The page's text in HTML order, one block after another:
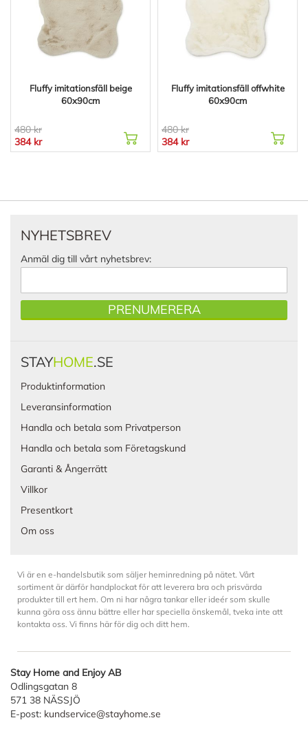
Fluffy imitationsfäll beige
60x90cm
480 kr
384 kr
Fluffy imitationsfäll offwhite
60x90cm
480 kr
384 kr
NYHETSBREV
Anmäl dig till vårt nyhetsbrev:
PRENUMERERA
STAYHOME.SE
Produktinformation
Leveransinformation
Handla och betala som Privatperson
Handla och betala som Företagskund
Garanti & Ångerrätt
Villkor
Presentkort
Om oss
Vi är en e-handelsbutik som säljer heminredning på nätet. Vårt
sortiment är därför handplockat för att leverera bra och prisvärda
produkter till ert hem. Om ni har några tankar eller ideér som skulle
kunna göra oss ännu bättre eller har speciella önskemål, tveka inte att
kontakta oss. Vi finns här för dig och ditt hem.
Stay Home and Enjoy AB
Odlingsgatan 8
571 38 NÄSSJÖ
E-post: kundservice@stayhome.se